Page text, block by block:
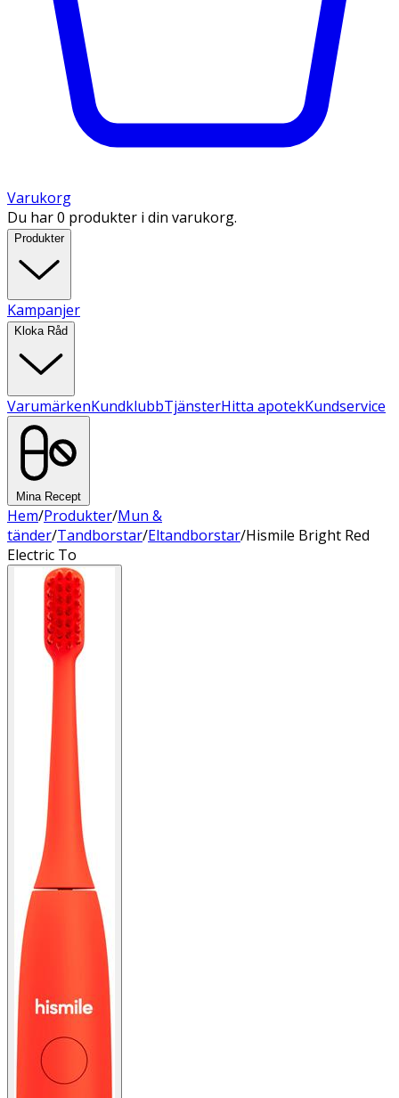
Varukorg
Du har 0 produkter i din varukorg.
Produkter
Kampanjer
Kloka Råd
VarumärkenKundklubbTjänsterHitta apotekKundservice
Mina Recept
Hem/Produkter/Mun &
tänder/Tandborstar/Eltandborstar/Hismile Bright Red
Electric To